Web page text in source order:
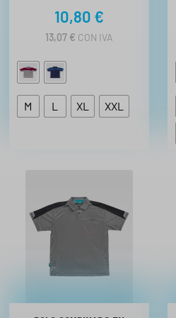
10,80 €
13,07 € CON IVA
M L XL XXL